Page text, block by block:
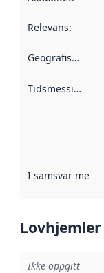
Relevans:
Geografisk avgrensning
Tidsmessig avgrensning
I samsvar med
Lovhjemler
Ikke oppgitt